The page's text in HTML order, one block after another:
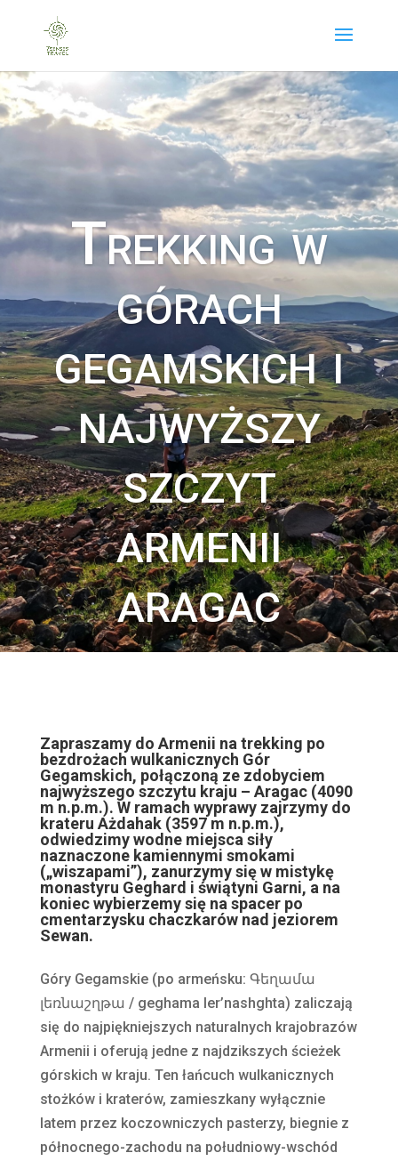
Trekking w
górach
gegamskich i
najwyższy
szczyt
armenii
aragac
Zapraszamy do Armenii na trekking po
bezdrożach wulkanicznych Gór
Gegamskich, połączoną ze zdobyciem
najwyższego szczytu kraju – Aragac (4090
m n.p.m.). W ramach wyprawy zajrzymy do
krateru Ażdahak (3597 m n.p.m.),
odwiedzimy wodne miejsca siły
naznaczone kamiennymi smokami
(„wiszapami”), zanurzymy się w mistykę
monastyru Geghard i świątyni Garni, a na
koniec wybierzemy się na spacer po
cmentarzysku chaczkarów nad jeziorem
Sewan.
Góry Gegamskie (po armeńsku: Գեղամա
լեռնաշղթա / geghama ler’nashghta) zaliczają
się do najpiękniejszych naturalnych krajobrazów
Armenii i oferują jedne z najdzikszych ścieżek
górskich w kraju. Ten łańcuch wulkanicznych
stożków i kraterów, zamieszkany wyłącznie
latem przez koczowniczych pasterzy, biegnie z
północnego-zachodu na południowy-wschód